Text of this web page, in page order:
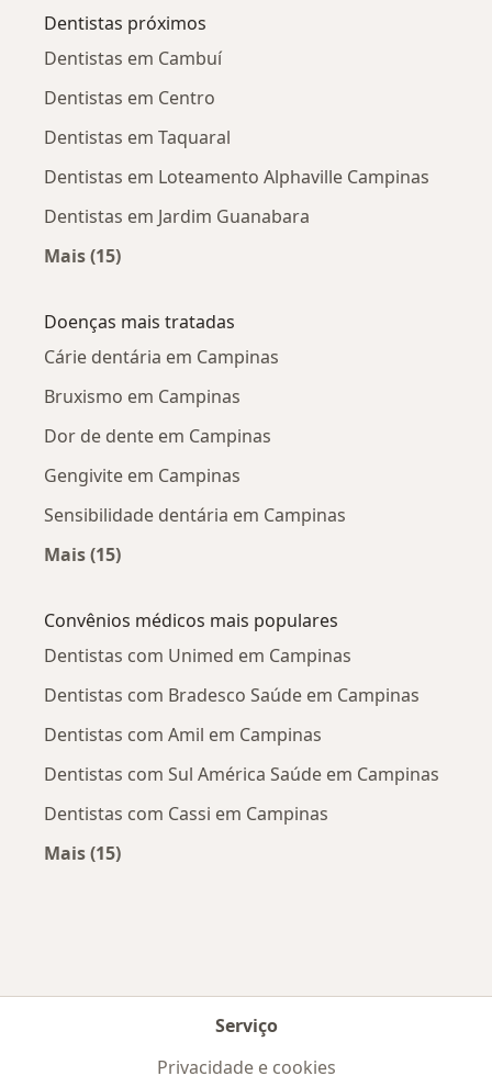
Dentistas próximos
Dentistas em Cambuí
Dentistas em Centro
Dentistas em Taquaral
Dentistas em Loteamento Alphaville Campinas
Dentistas em Jardim Guanabara
Mais (15)
Doenças mais tratadas
Cárie dentária em Campinas
Bruxismo em Campinas
Dor de dente em Campinas
Gengivite em Campinas
Sensibilidade dentária em Campinas
Mais (15)
Convênios médicos mais populares
Dentistas com Unimed em Campinas
Dentistas com Bradesco Saúde em Campinas
Dentistas com Amil em Campinas
Dentistas com Sul América Saúde em Campinas
Dentistas com Cassi em Campinas
Mais (15)
Serviço
Privacidade e cookies